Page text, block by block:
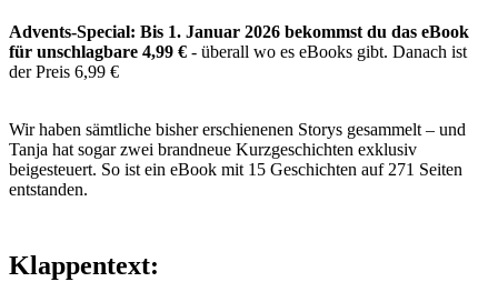
Advents-Special: Bis 1. Januar 2026 bekommst du das eBook
für unschlagbare 4,99 € - überall wo es eBooks gibt. Danach ist
der Preis 6,99 €
Wir haben sämtliche bisher erschienenen Storys gesammelt – und
Tanja hat sogar zwei brandneue Kurzgeschichten exklusiv
beigesteuert. So ist ein eBook mit 15 Geschichten auf 271 Seiten
entstanden.
Klappentext: